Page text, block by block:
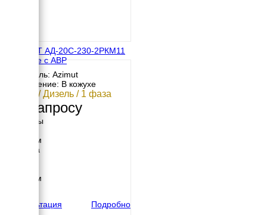
АЗИМУТ АД-20С-230-2РКМ11
в кожухе с АВР
Двигатель: Azimut
Исполнение: В кожухе
20 кВт / Дизель / 1 фаза
По запросу
Размеры
2200 мм
Ширина
1230 мм
Консультация
Подробно